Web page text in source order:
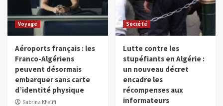
Voyage
Aéroports français : les
Franco-Algériens
peuvent désormais
embarquer sans carte
d’identité physique
Sabrina Khelifi
Société
Lutte contre les
stupéfiants en Algérie :
un nouveau décret
encadre les
récompenses aux
informateurs